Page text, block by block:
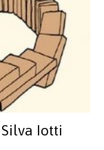
Iotti